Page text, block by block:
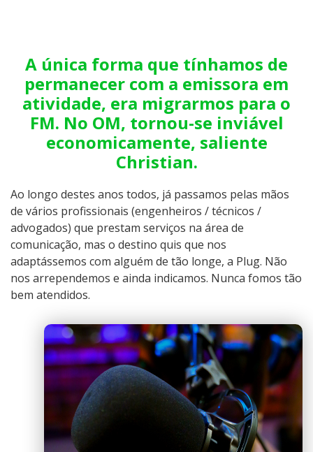
A única forma que tínhamos de
permanecer com a emissora em
atividade, era migrarmos para o
FM. No OM, tornou-se inviável
economicamente, saliente
Christian.
Ao longo destes anos todos, já passamos pelas mãos
de vários profissionais (engenheiros / técnicos /
advogados) que prestam serviços na área de
comunicação, mas o destino quis que nos
adaptássemos com alguém de tão longe, a Plug. Não
nos arrependemos e ainda indicamos. Nunca fomos tão
bem atendidos.